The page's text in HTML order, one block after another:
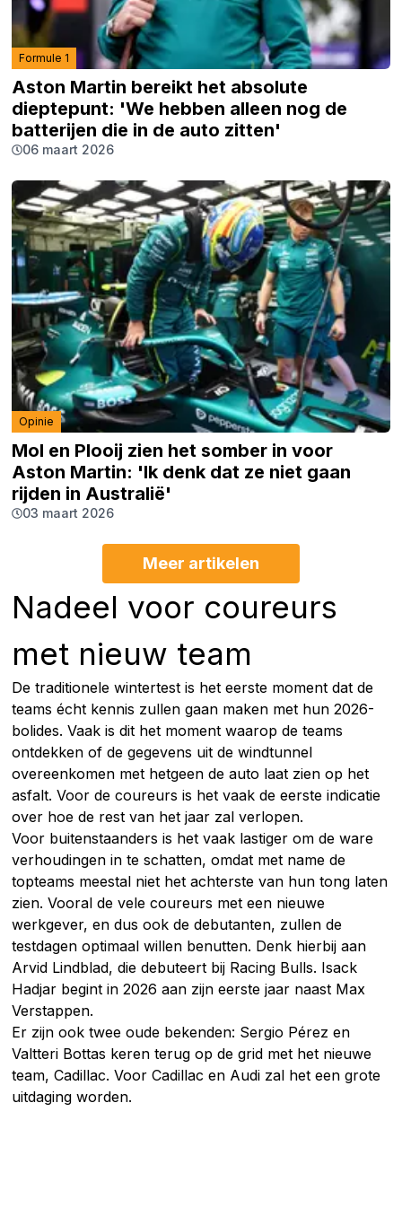
Formule 1
Aston Martin bereikt het absolute
dieptepunt: 'We hebben alleen nog de
batterijen die in de auto zitten'
06 maart 2026
Opinie
Mol en Plooij zien het somber in voor
Aston Martin: 'Ik denk dat ze niet gaan
rijden in Australië'
03 maart 2026
Meer artikelen
Nadeel voor coureurs
met nieuw team
De traditionele wintertest is het eerste moment dat de
teams écht kennis zullen gaan maken met hun 2026-
bolides. Vaak is dit het moment waarop de teams
ontdekken of de gegevens uit de windtunnel
overeenkomen met hetgeen de auto laat zien op het
asfalt. Voor de coureurs is het vaak de eerste indicatie
over hoe de rest van het jaar zal verlopen.
Voor buitenstaanders is het vaak lastiger om de ware
verhoudingen in te schatten, omdat met name de
topteams meestal niet het achterste van hun tong laten
zien. Vooral de vele coureurs met een nieuwe
werkgever, en dus ook de debutanten, zullen de
testdagen optimaal willen benutten. Denk hierbij aan
Arvid Lindblad, die debuteert bij Racing Bulls. Isack
Hadjar begint in 2026 aan zijn eerste jaar naast Max
Verstappen.
Er zijn ook twee oude bekenden: Sergio Pérez en
Valtteri Bottas keren terug op de grid met het nieuwe
team, Cadillac. Voor Cadillac en Audi zal het een grote
uitdaging worden.